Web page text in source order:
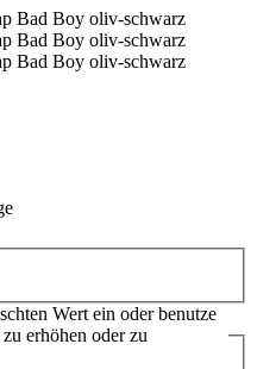
Wert ein oder benutze
erhöhen oder zu